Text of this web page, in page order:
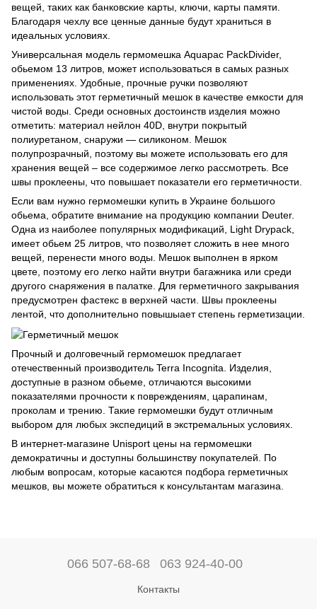
вещей, таких как банковские карты, ключи, карты памяти.
Благодаря чехлу все ценные данные будут храниться в
идеальных условиях.
Универсальная модель гермомешка Aquapac PackDivider,
обьемом 13 литров, может использоваться в самых разных
применениях. Удобные, прочные ручки позволяют
использовать этот герметичный мешок в качестве емкости для
чистой воды. Среди основных достоинств изделия можно
отметить: материал нейлон 40D, внутри покрытый
полиуретаном, снаружи — силиконом. Мешок
полупрозрачный, поэтому вы можете использовать его для
хранения вещей – все содержимое легко рассмотреть. Все
швы проклеены, что повышает показатели его герметичности.
Если вам нужно гермомешки купить в Украине большого
обьема, обратите внимание на продукцию компании Deuter.
Одна из наиболее популярных модификаций, Light Drypack,
имеет обьем 25 литров, что позволяет сложить в нее много
вещей, перенести много воды. Мешок выполнен в ярком
цвете, поэтому его легко найти внутри багажника или среди
другого снаряжения в палатке. Для герметичного закрывания
предусмотрен фастекс в верхней части. Швы проклеены
лентой, что дополнительно повышыает степень герметизации.
Прочный и долговечный гермомешок предлагает
отечественный производитель Terra Incognita. Изделия,
доступные в разном обьеме, отличаются высокими
показателями прочности к повреждениям, царапинам,
проколам и трению. Такие гермомешки будут отличным
выбором для любых экспедиций в экстремальных условиях.
В интернет-магазине Unisport цены на гермомешки
демократичны и доступны большинству покупателей. По
любым вопросам, которые касаются подбора герметичных
мешков, вы можете обратиться к консультантам магазина.
066 507-68-68 063 924-40-00
Контакты